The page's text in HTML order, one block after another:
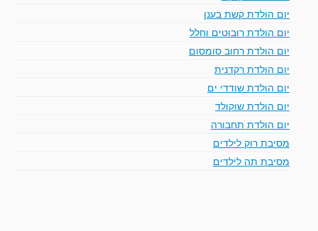
יום הולדת קשת בענן
יום הולדת רובוטים וחלל
יום הולדת רחוב סומסום
יום הולדת רקדנית
יום הולדת שודדי ים
יום הולדת שוקולד
יום הולדת תחבורה
מסיבת רוק לילדים
מסיבת תה לילדים